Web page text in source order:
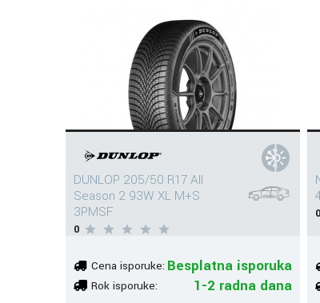
DUNLOP 205/50 R17 All
Season 2 93W XL M+S
3PMSF
0
Cena isporuke: Besplatna isporuka
Rok isporuke: 1-2 radna dana
0